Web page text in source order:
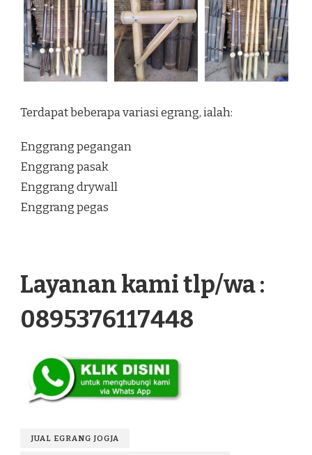
Terdapat beberapa variasi egrang, ialah:
Enggrang pegangan
Enggrang pasak
Enggrang drywall
Enggrang pegas
Layanan kami tlp/wa :
0895376117448
JUAL EGRANG JOGJA